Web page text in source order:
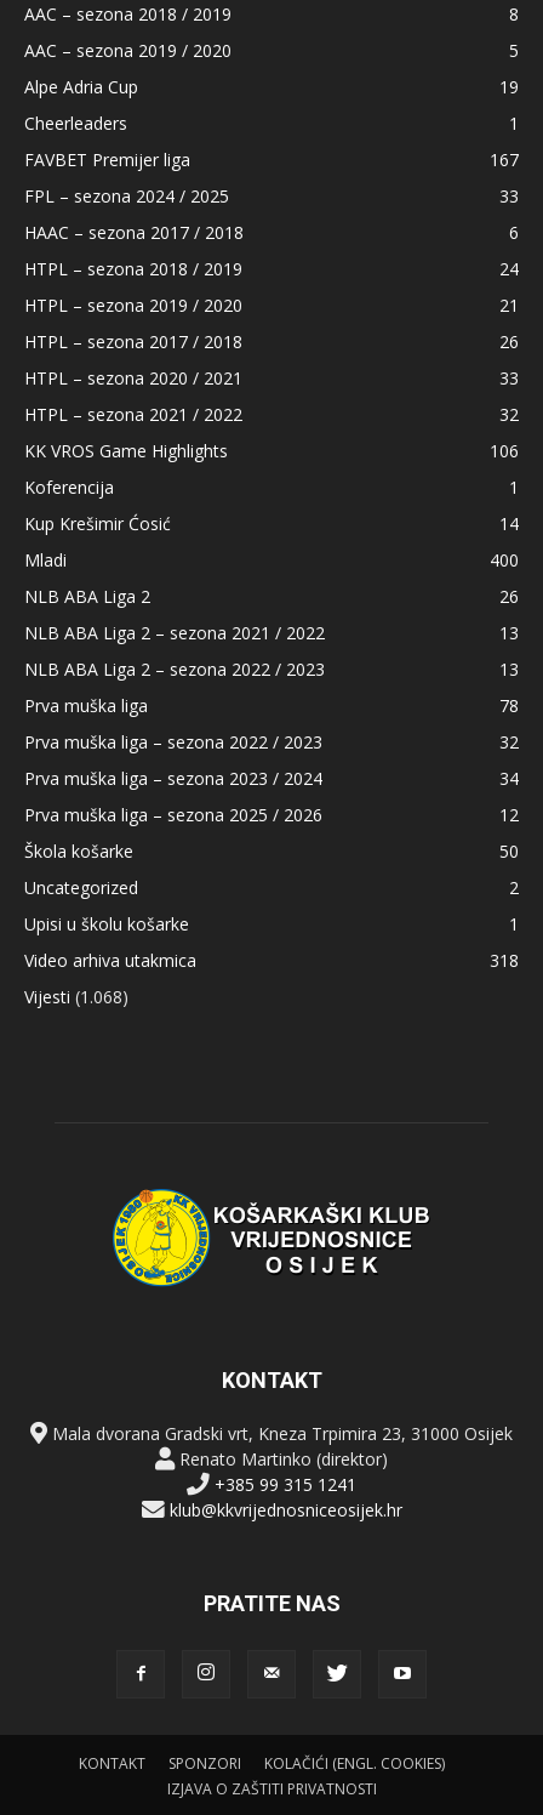
AAC – sezona 2018 / 2019
8
AAC – sezona 2019 / 2020
5
Alpe Adria Cup
19
Cheerleaders
1
FAVBET Premijer liga
167
FPL – sezona 2024 / 2025
33
HAAC – sezona 2017 / 2018
6
HTPL – sezona 2018 / 2019
24
HTPL – sezona 2019 / 2020
21
HTPL – sezona 2017 / 2018
26
HTPL – sezona 2020 / 2021
33
HTPL – sezona 2021 / 2022
32
KK VROS Game Highlights
106
Koferencija
1
Kup Krešimir Ćosić
14
Mladi
400
NLB ABA Liga 2
26
NLB ABA Liga 2 – sezona 2021 / 2022
13
NLB ABA Liga 2 – sezona 2022 / 2023
13
Prva muška liga
78
Prva muška liga – sezona 2022 / 2023
32
Prva muška liga – sezona 2023 / 2024
34
Prva muška liga – sezona 2025 / 2026
12
Škola košarke
50
Uncategorized
2
Upisi u školu košarke
1
Video arhiva utakmica
318
Vijesti (1.068)
KONTAKT
Mala dvorana Gradski vrt, Kneza Trpimira 23, 31000 Osijek
Renato Martinko (direktor)
+385 99 315 1241
klub@kkvrijednosniceosijek.hr
PRATITE NAS
KONTAKT SPONZORI
KOLAČIĆI (ENGL. COOKIES)
IZJAVA O ZAŠTITI PRIVATNOSTI